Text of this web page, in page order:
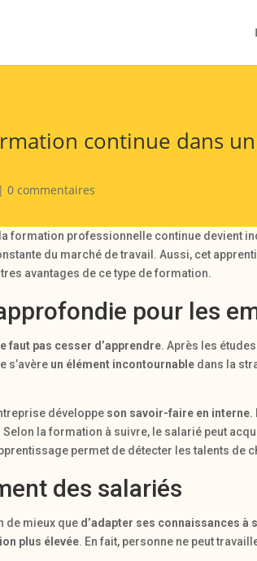
continue dans
|0 commentaires
formation professionnelle continue devient
du marché de travail. Aussi, cet
avantages de ce type de formation.
pour les
faut pas cesser d’apprendre. Après les
s’avère un élément incontournable dans la
développe son savoir-faire en interne.
la formation à suivre, le salarié peut
permet de détecter les talents de
des salariés
de mieux que d’adapter ses connaissances à
plus élevée. En fait, personne ne peut